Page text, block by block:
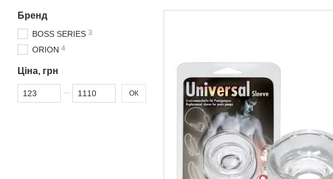
Бренд
BOSS SERIES 3
ORION 4
Ціна, грн
Від Ціна, грн
До Ціна, грн ОК